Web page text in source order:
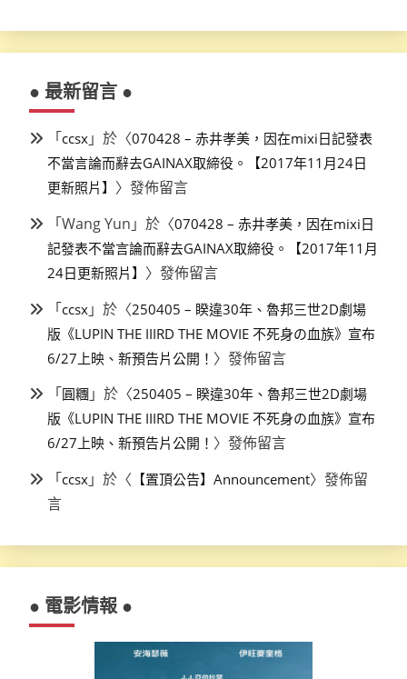
● 最新留言 ●
「ccsx 」於〈070428 – 赤井孝美，因在mixi日記發表
不當言論而辭去GAINAX取締役。【2017年11月24日
更新照片】 〉發佈留言
「Wang Yun 」於〈070428 – 赤井孝美，因在mixi日
記發表不當言論而辭去GAINAX取締役。【2017年11月
24日更新照片】 〉發佈留言
「ccsx 」於〈250405 – 睽違30年、魯邦三世2D劇場
版《LUPIN THE IIIRD THE MOVIE 不死身の血族》宣布
6/27上映、新預告片公開！ 〉發佈留言
「圓糰 」於〈250405 – 睽違30年、魯邦三世2D劇場
版《LUPIN THE IIIRD THE MOVIE 不死身の血族》宣布
6/27上映、新預告片公開！ 〉發佈留言
「ccsx 」於〈 【置頂公告】Announcement〉發佈留
言
● 電影情報 ●